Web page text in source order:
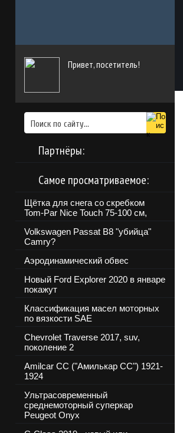
Привет, посетитель!
Партнёры:
Самое просматриваемое:
Щётка для снега со скребком
Tom-Par Nice Touch 75-100 см,
Volkswagen Passat B8 "убийца"
Camry?
Аэродинамический обвес
Новый Ford Explorer 2020 в январе
покажут
Классификация масел моторных
по вязкости SAE
Chevrolet Traverse 2017, suv,
поколение 2
Amilcar CC ("Амилькар СС") 1921-
1924
Ультрасовременный
среднемоторный суперкар
Peugeot Onyx